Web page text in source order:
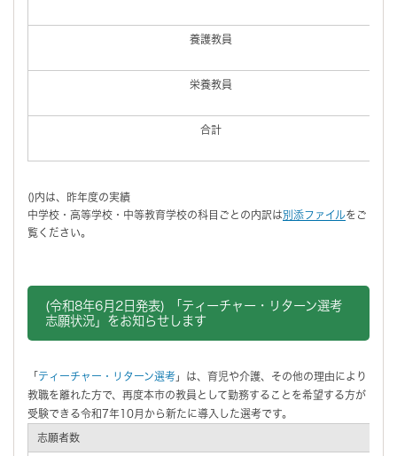
養護教員
栄養教員
合計
()内は、昨年度の実績
中学校・高等学校・中等教育学校の科目ごとの内訳は別添ファイルをご
覧ください。
(令和8年6月2日発表) 「ティーチャー・リターン選考
志願状況」をお知らせします
「 ティーチャー・リターン選考 」は、育児や介護、その他の理由により
教職を離れた方で、再度本市の教員として勤務することを希望する方が
受験できる令和7年10月から新たに導入した選考です。
志願者数